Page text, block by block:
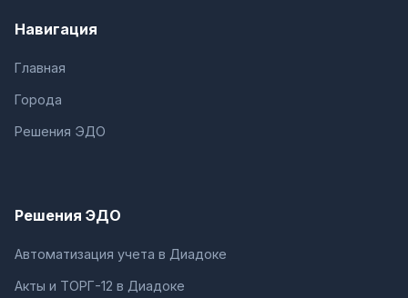
Навигация
Главная
Города
Решения ЭДО
Решения ЭДО
Автоматизация учета в Диадоке
Акты и ТОРГ-12 в Диадоке